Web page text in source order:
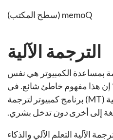
memoQ (سطح المكتب)
الترجمة الآلية
بمساعدة الكمبيوتر هي نفس
إن هذا مفهوم خاطئ شائع. في
الواقع ، تستخدم الترجمة الآلية (MT) برنامج كمبيوتر لترجمة
إلى أخرىدونتدخل بشري.
الآلية التعلم الآلي والذكاء